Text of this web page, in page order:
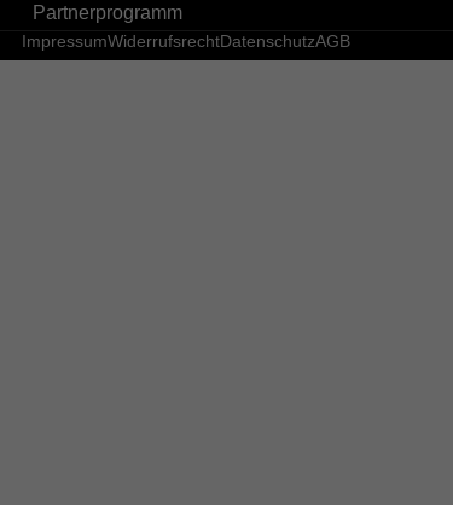
Partnerprogramm
ImpressumWiderrufsrechtDatenschutzAGB